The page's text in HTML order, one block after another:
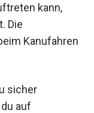
kann,
Die
Kanufahren
sicher
auf